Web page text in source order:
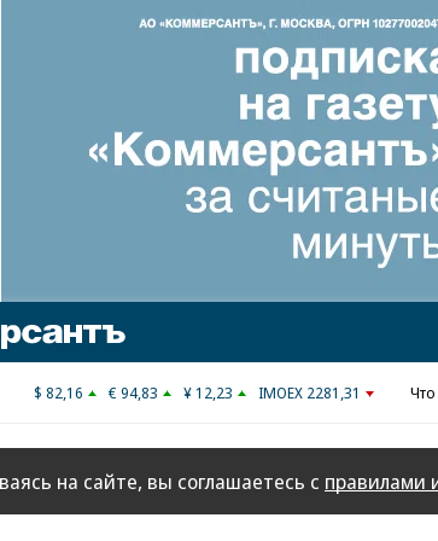
$ 82,16 € 94,83 ¥ 12,23 IMOEX 2281,31
на сайте, вы соглашаетесь с правилами